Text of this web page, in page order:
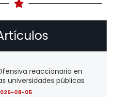
reaccionaria en
universidades públicas
08-05